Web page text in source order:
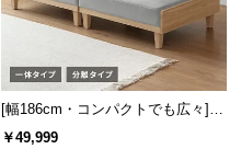
[幅186cm・コンパクトでも広々] 3
人掛けソファベッド リクライニン
￥49,999